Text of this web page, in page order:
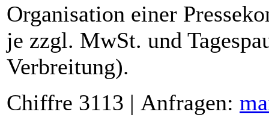
Organisation einer
je zzgl. MwSt. und
Verbreitung).
Chiffre 3113 | Anfragen: